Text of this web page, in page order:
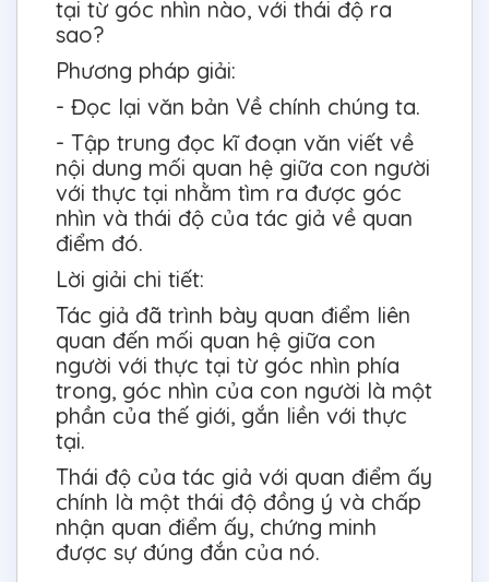
tại từ góc nhìn nào, với thái độ ra
sao?
Phương pháp giải:
- Đọc lại văn bản Về chính chúng ta.
- Tập trung đọc kĩ đoạn văn viết về
nội dung mối quan hệ giữa con người
với thực tại nhằm tìm ra được góc
nhìn và thái độ của tác giả về quan
điểm đó.
Lời giải chi tiết:
Tác giả đã trình bày quan điểm liên
quan đến mối quan hệ giữa con
người với thực tại từ góc nhìn phía
trong, góc nhìn của con người là một
phần của thế giới, gắn liền với thực
tại.
Thái độ của tác giả với quan điểm ấy
chính là một thái độ đồng ý và chấp
nhận quan điểm ấy, chứng minh
được sự đúng đắn của nó.